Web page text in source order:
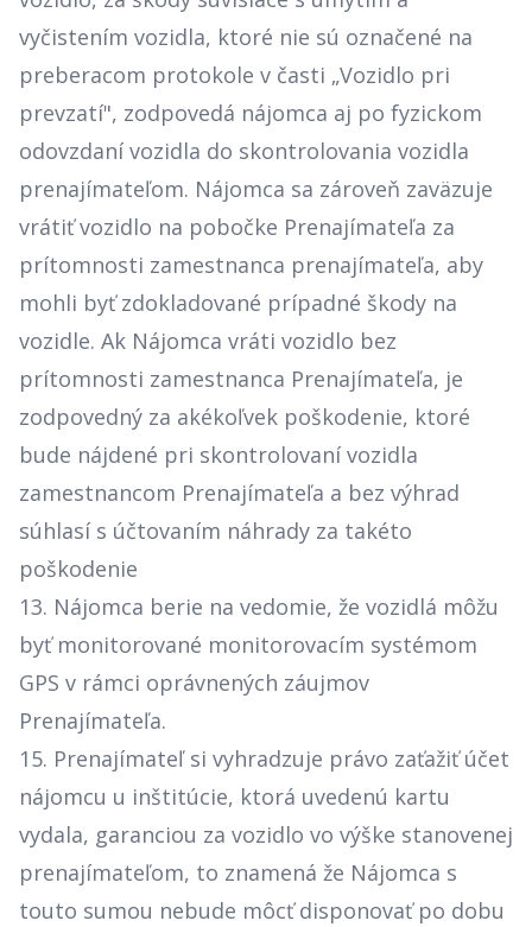
vyčistením vozidla, ktoré nie sú označené na
preberacom protokole v časti „Vozidlo pri
prevzatí", zodpovedá nájomca aj po fyzickom
odovzdaní vozidla do skontrolovania vozidla
prenajímateľom. Nájomca sa zároveň zaväzuje
vrátiť vozidlo na pobočke Prenajímateľa za
prítomnosti zamestnanca prenajímateľa, aby
mohli byť zdokladované prípadné škody na
vozidle. Ak Nájomca vráti vozidlo bez
prítomnosti zamestnanca Prenajímateľa, je
zodpovedný za akékoľvek poškodenie, ktoré
bude nájdené pri skontrolovaní vozidla
zamestnancom Prenajímateľa a bez výhrad
súhlasí s účtovaním náhrady za takéto
poškodenie
13. Nájomca berie na vedomie, že vozidlá môžu
byť monitorované monitorovacím systémom
GPS v rámci oprávnených záujmov
Prenajímateľa.
15. Prenajímateľ si vyhradzuje právo zaťažiť účet
nájomcu u inštitúcie, ktorá uvedenú kartu
vydala, garanciou za vozidlo vo výške stanovenej
prenajímateľom, to znamená že Nájomca s
touto sumou nebude môcť disponovať po dobu